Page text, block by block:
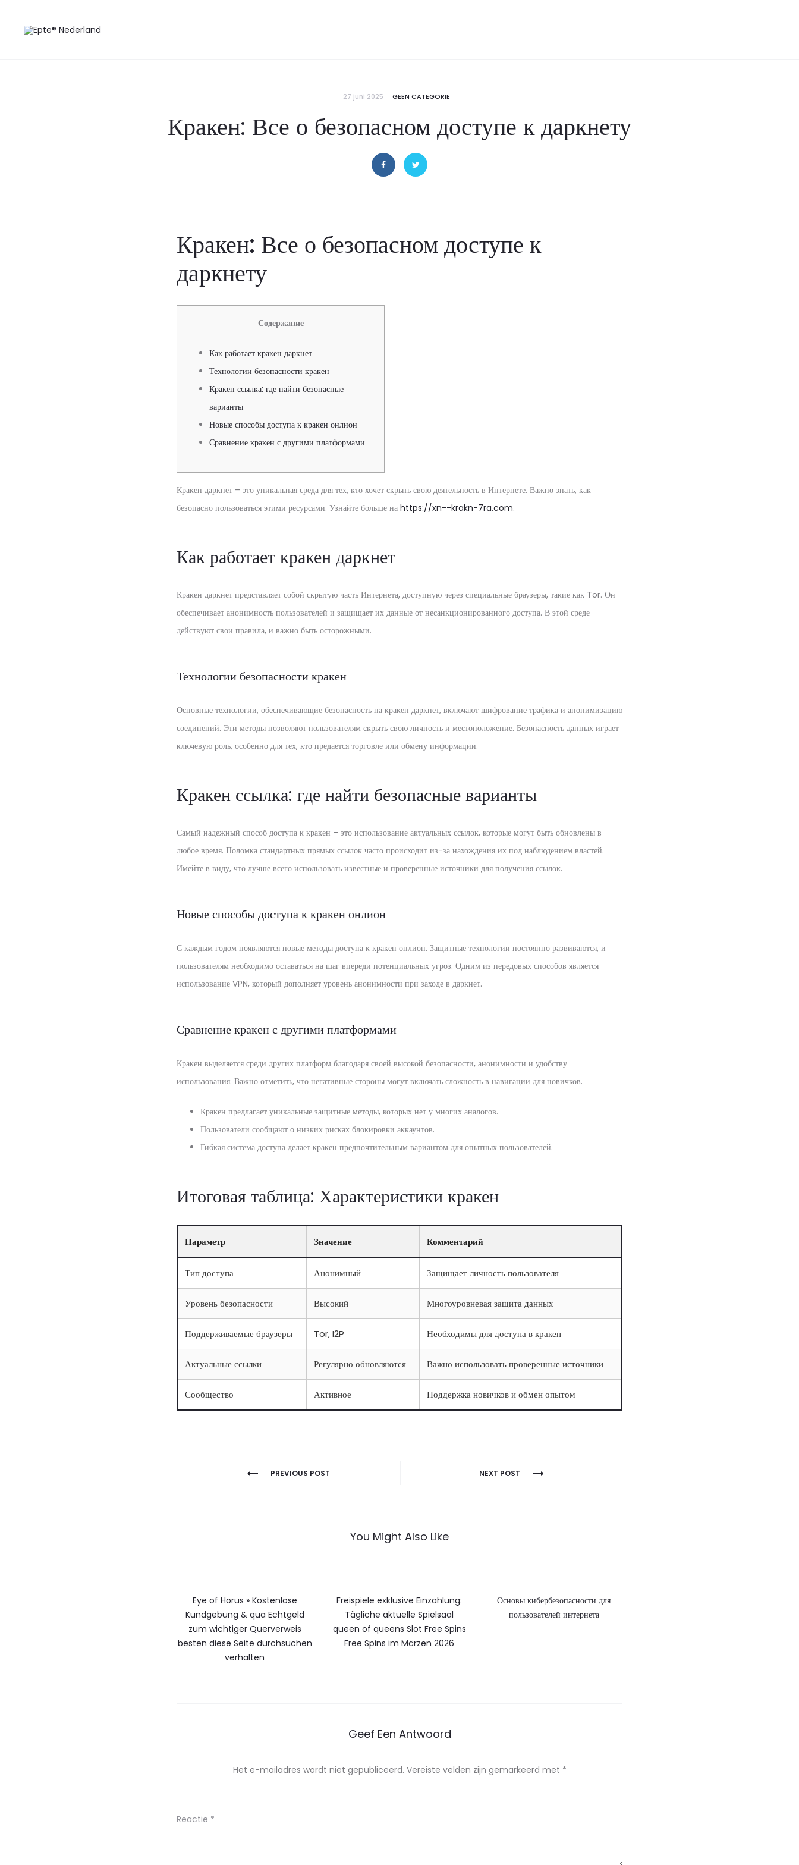
27 juni 2025 GEEN CATEGORIE
Кракен: Все о безопасном доступе к даркнету
Кракен: Все о безопасном доступе к
даркнету
Содержание
Как работает кракен даркнет
Технологии безопасности кракен
Кракен ссылка: где найти безопасные
варианты
Новые способы доступа к кракен онлион
Сравнение кракен с другими платформами
Кракен даркнет – это уникальная среда для тех, кто хочет скрыть свою деятельность в Интернете. Важно знать, как
безопасно пользоваться этими ресурсами. Узнайте больше на https://xn--krakn-7ra.com.
Как работает кракен даркнет
Кракен даркнет представляет собой скрытую часть Интернета, доступную через специальные браузеры, такие как Tor. Он
обеспечивает анонимность пользователей и защищает их данные от несанкционированного доступа. В этой среде
действуют свои правила, и важно быть осторожными.
Технологии безопасности кракен
Основные технологии, обеспечивающие безопасность на кракен даркнет, включают шифрование трафика и анонимизацию
соединений. Эти методы позволяют пользователям скрыть свою личность и местоположение. Безопасность данных играет
ключевую роль, особенно для тех, кто предается торговле или обмену информации.
Кракен ссылка: где найти безопасные варианты
Самый надежный способ доступа к кракен – это использование актуальных ссылок, которые могут быть обновлены в
любое время. Поломка стандартных прямых ссылок часто происходит из-за нахождения их под наблюдением властей.
Имейте в виду, что лучше всего использовать известные и проверенные источники для получения ссылок.
Новые способы доступа к кракен онлион
С каждым годом появляются новые методы доступа к кракен онлион. Защитные технологии постоянно развиваются, и
пользователям необходимо оставаться на шаг впереди потенциальных угроз. Одним из передовых способов является
использование VPN, который дополняет уровень анонимности при заходе в даркнет.
Сравнение кракен с другими платформами
Кракен выделяется среди других платформ благодаря своей высокой безопасности, анонимности и удобству
использования. Важно отметить, что негативные стороны могут включать сложность в навигации для новичков.
Кракен предлагает уникальные защитные методы, которых нет у многих аналогов.
Пользователи сообщают о низких рисках блокировки аккаунтов.
Гибкая система доступа делает кракен предпочтительным вариантом для опытных пользователей.
Итоговая таблица: Характеристики кракен
Параметр Значение Комментарий
Тип доступа Анонимный Защищает личность пользователя
Уровень безопасности Высокий Многоуровневая защита данных
Поддерживаемые браузеры Tor, I2P Необходимы для доступа в кракен
Актуальные ссылки Регулярно обновляются Важно использовать проверенные источники
Сообщество Активное Поддержка новичков и обмен опытом
Berichtnavigatie
PREVIOUS POST NEXT POST
You Might Also Like
Eye of Horus » Kostenlose
Kundgebung & qua Echtgeld
zum wichtiger Querverweis
besten diese Seite durchsuchen
verhalten
Freispiele exklusive Einzahlung:
Tägliche aktuelle Spielsaal
queen of queens Slot Free Spins
Free Spins im Märzen 2026
Основы кибербезопасности для
пользователей интернета
Geef Een Antwoord
Het e-mailadres wordt niet gepubliceerd. Vereiste velden zijn gemarkeerd met *
Reactie *